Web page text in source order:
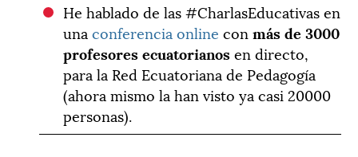
He hablado de las #CharlasEducativas en
unaconferencia online conmás de 3000
profesores ecuatorianosen directo,
para la Red Ecuatoriana de Pedagogía
(ahora mismo la han visto ya casi 20000
personas).